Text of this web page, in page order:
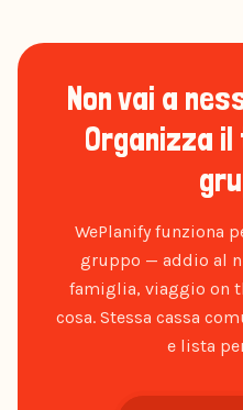
Non vai a
Organizza
WePlanify funziona
gruppo — addio al
famiglia, viaggio on
cosa. Stessa cassa
e lista